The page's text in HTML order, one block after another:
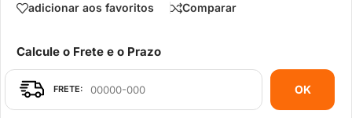
adicionar aos favoritos Comparar
Calcule o Frete e o Prazo
OK